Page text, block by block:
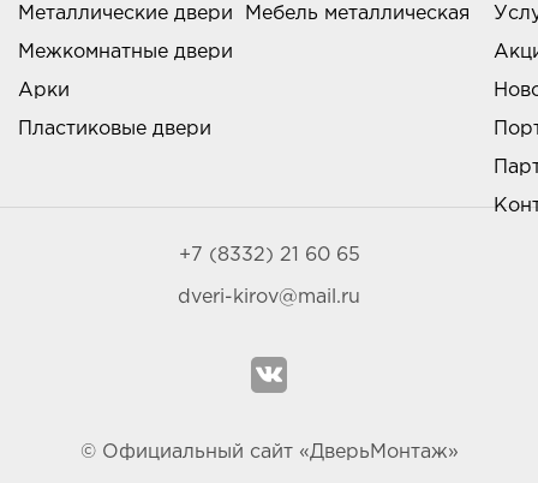
Металлические двери
Межкомнатные двери
Арки
Пластиковые двери
Мебель металлическая
+7 (8332) 21 60 65
dveri-kirov@mail.ru
© Официальный сайт «ДверьМонтаж»